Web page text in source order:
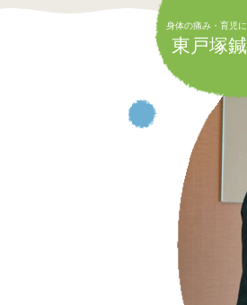
身体の痛み・育児
東戸塚
身体の痛み・育児による疲れを改善する